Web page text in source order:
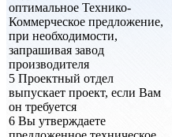
оптимальное Технико-
Коммерческое предложение,
при необходимости,
запрашивая завод
производителя
5 Проектный отдел
выпускает проект, если Вам
он требуется
6 Вы утверждаете